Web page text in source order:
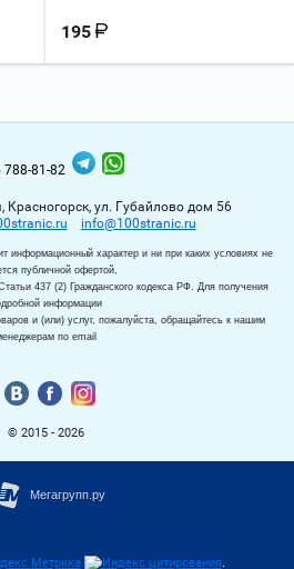
195
788-81-82
Красногорск, ул. Губайлово дом 56
info@100stranic.ru
информационный характер и ни при каких условиях не
публичной офертой,
437 (2) Гражданского кодекса РФ. Для получения
информации
и (или) услуг, пожалуйста, обращайтесь к нашим
по email
© 2015 - 2026
.